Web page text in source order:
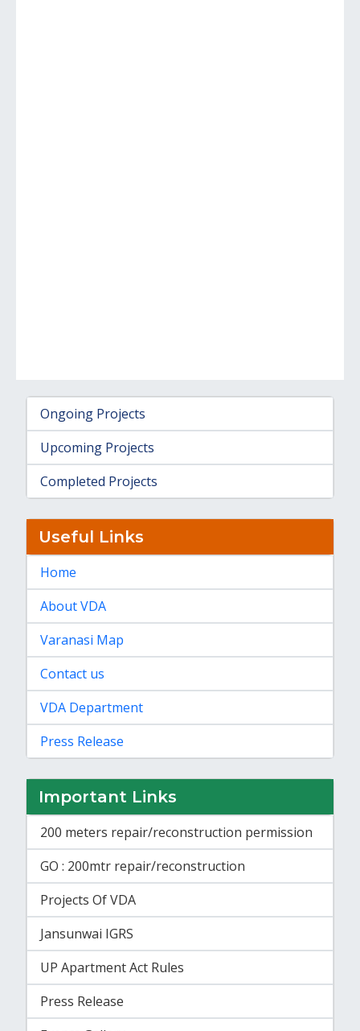
Ongoing Projects
Upcoming Projects
Completed Projects
Useful Links
Home
About VDA
Varanasi Map
Contact us
VDA Department
Press Release
Important Links
200 meters repair/reconstruction permission
GO : 200mtr repair/reconstruction
Projects Of VDA
Jansunwai IGRS
UP Apartment Act Rules
Press Release